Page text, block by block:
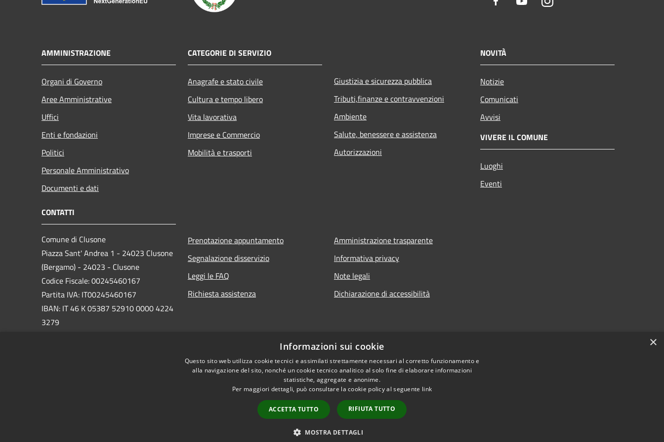
AMMINISTRAZIONE
Organi di Governo
Aree Amministrative
Uffici
Enti e fondazioni
Politici
Personale Amministrativo
Documenti e dati
CATEGORIE DI SERVIZIO
Anagrafe e stato civile
Cultura e tempo libero
Vita lavorativa
Imprese e Commercio
Mobilità e trasporti
Giustizia e sicurezza pubblica
Tributi,finanze e contravvenzioni
Ambiente
Salute, benessere e assistenza
Autorizzazioni
NOVITÀ
Notizie
Comunicati
Avvisi
VIVERE IL COMUNE
Luoghi
Eventi
CONTATTI
Comune di Clusone
Piazza Sant' Andrea 1 - 24023 Clusone
(Bergamo) - 24023 - Clusone
Codice Fiscale: 00245460167
Partita IVA: IT00245460167
IBAN: IT 46 K 05387 52910 0000 4224
3279
Prenotazione appuntamento
Segnalazione disservizio
Leggi le FAQ
Richiesta assistenza
Amministrazione trasparente
Informativa privacy
Note legali
Dichiarazione di accessibilità
Copyright © 2026 • Comune di Clusone • Powered by
×
Informazioni sui cookie
Questo sito web utilizza cookie tecnici e assimilati strettamente necessari al corretto funzionamento e
alla navigazione del sito, nonché un cookie tecnico analitico al solo fine di elaborare informazioni
statistiche, aggregate e anonime.
Per maggiori dettagli, può consultare la cookie policy al seguente link
ACCETTA TUTTO RIFIUTA TUTTO
MOSTRA DETTAGLI